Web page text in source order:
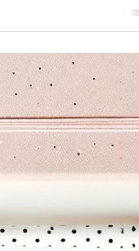
du Mois de
notre calendrier du
illustré par des hiboux.